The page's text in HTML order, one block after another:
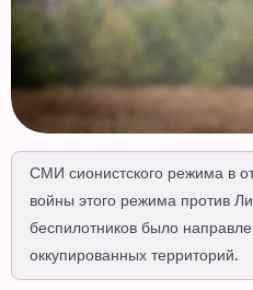
СМИ сионистского режима в
войны этого режима против
беспилотников было
оккупированных территорий.